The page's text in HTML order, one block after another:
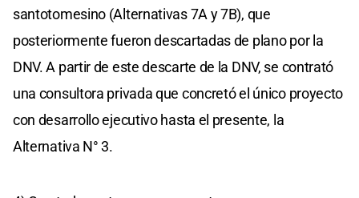
santotomesino (Alternativas 7A y 7B), que
posteriormente fueron descartadas de plano por la
DNV. A partir de este descarte de la DNV, se contrató
una consultora privada que concretó el único proyecto
con desarrollo ejecutivo hasta el presente, la
Alternativa N° 3.